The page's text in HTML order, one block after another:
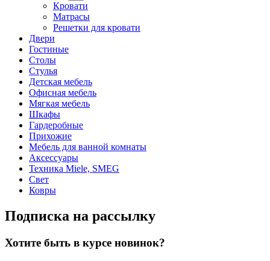
Кровати
Матрасы
Решетки для кровати
Двери
Гостиные
Столы
Стулья
Детская мебель
Офисная мебель
Мягкая мебель
Шкафы
Гардеробные
Прихожие
Мебель для ванной комнаты
Аксессуары
Техника Miele, SMEG
Свет
Ковры
Подписка на рассылку
Хотите быть в курсе новинок?